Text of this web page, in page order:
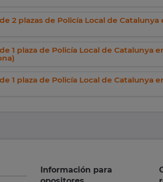
2 plazas de Policía Local de Catalunya
1 plaza de Policía Local de Catalunya
1 plaza de Policía Local de Catalunya
Información para